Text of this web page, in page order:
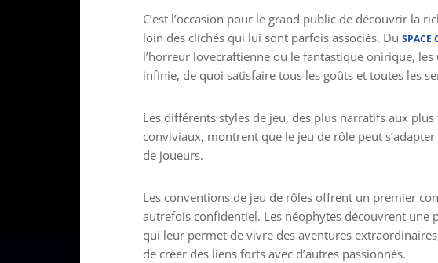
C’est l’occasion pour le grand public de découvrir la
loin des clichés qui lui sont parfois associés. Du SPACE
l’horreur lovecraftienne ou le fantastique onirique,
infinie, de quoi satisfaire tous les goûts et toutes les
Les différents styles de jeu, des plus narratifs aux
conviviaux, montrent que le jeu de rôle peut
de joueurs.
Les conventions de jeu de rôles offrent un premier
autrefois confidentiel. Les néophytes découvrent une
qui leur permet de vivre des aventures
de créer des liens forts avec d’autres passionnés.